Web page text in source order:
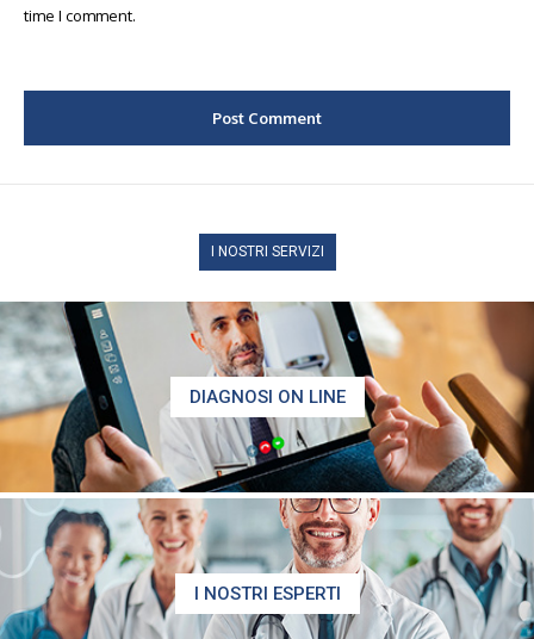
time I comment.
I NOSTRI SERVIZI
DIAGNOSI ON LINE
I NOSTRI ESPERTI